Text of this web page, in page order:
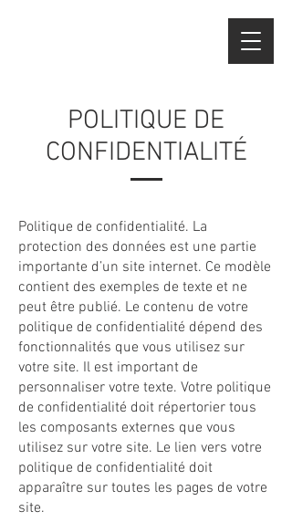
POLITIQUE DE
CONFIDENTIALITÉ
Politique de confidentialité. La
protection des données est une partie
importante d’un site internet. Ce modèle
contient des exemples de texte et ne
peut être publié. Le contenu de votre
politique de confidentialité dépend des
fonctionnalités que vous utilisez sur
votre site. Il est important de
personnaliser votre texte. Votre politique
de confidentialité doit répertorier tous
les composants externes que vous
utilisez sur votre site. Le lien vers votre
politique de confidentialité doit
apparaître sur toutes les pages de votre
site.